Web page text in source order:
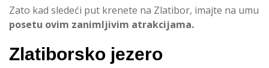
Zato kad sledeći put krenete na Zlatibor, imajte na umu
posetu ovim zanimljivim atrakcijama.
Zlatiborsko jezero